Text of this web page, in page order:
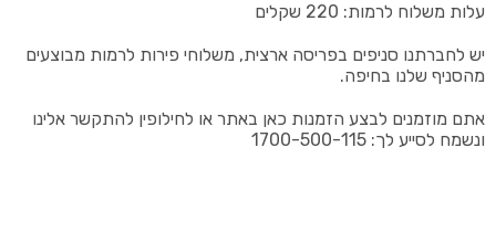
עלות משלוח לרמות: 220 שקלים
יש לחברתנו סניפים בפריסה ארצית, משלוחי פירות לרמות מבוצעים
מהסניף שלנו בחיפה.
אתם מוזמנים לבצע הזמנות כאן באתר או לחילופין להתקשר אלינו
ונשמח לסייע לך: 1700-500-115